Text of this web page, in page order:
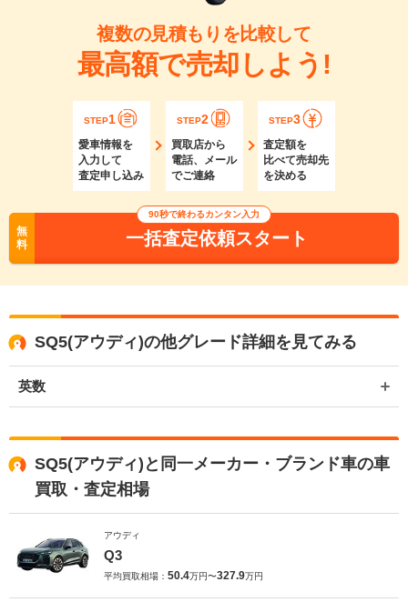
複数の見積もりを比較して
最高額で売却しよう!
STEP1
愛車情報を
入力して
査定申し込み
STEP2
買取店から
電話、メール
でご連絡
STEP3
査定額を
比べて売却先
を決める
無
料
90秒で終わるカンタン入力
一括査定依頼スタート
SQ5(アウディ)の他グレード詳細を見てみる
英数
SQ5(アウディ)と同一メーカー・ブランド車の車
買取・査定相場
アウディ
Q3
平均買取相場： 50.4万円〜327.9万円